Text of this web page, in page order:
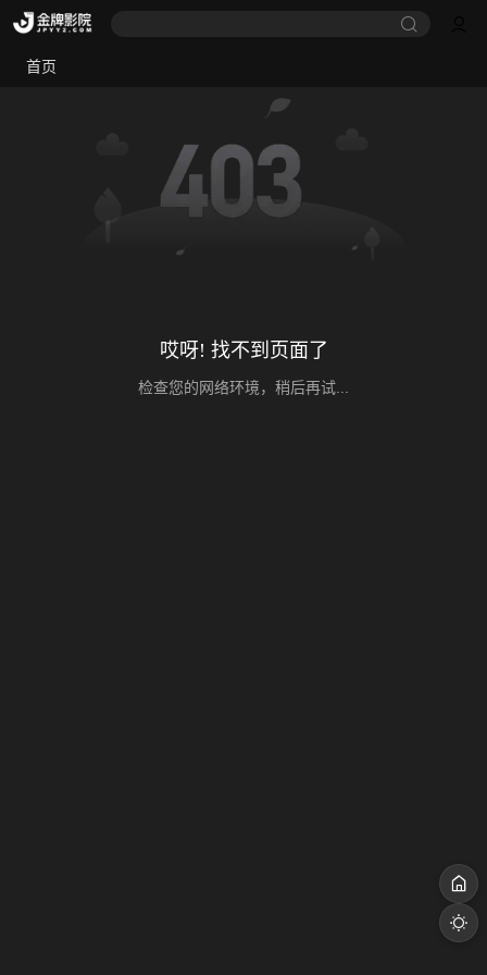
首页
哎呀! 找不到页面了
检查您的网络环境，稍后再试...